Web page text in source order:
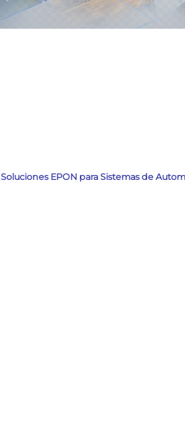
Soluciones EPON para Sistemas de